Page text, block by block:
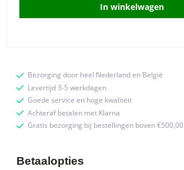
In winkelwagen
Bezorging door heel Nederland en België
Levertijd 3-5 werkdagen
Goede service en hoge kwaliteit
Achteraf betalen met Klarna
Gratis bezorging bij bestellingen boven €500,00
Betaalopties